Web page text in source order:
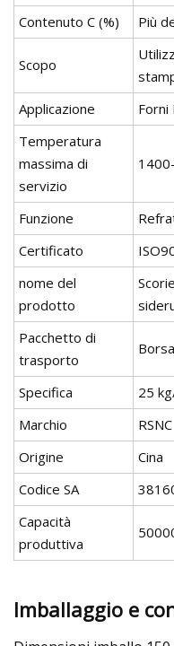
Contenuto C (%)
Più
Scopo
Applicazione
Forni
Temperatura
massima di
servizio
Funzione
Certificato
nome del
prodotto
Pacchetto di
trasporto
Borsa
Specifica
25
Marchio
RSNC
Origine
Cina
Codice SA
Capacità
produttiva
Imballaggio e